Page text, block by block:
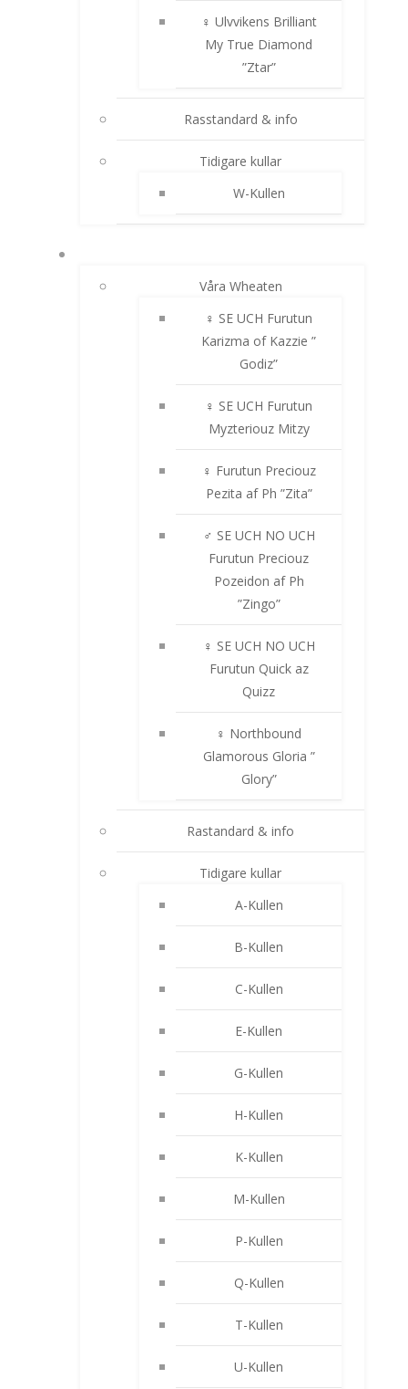
♀ Ulvvikens Brilliant
My True Diamond
”Ztar”
Rasstandard & info
Tidigare kullar
W-Kullen
Våra Wheaten
♀ SE UCH Furutun
Karizma of Kazzie ”
Godiz”
♀ SE UCH Furutun
Myzteriouz Mitzy
♀ Furutun Preciouz
Pezita af Ph ”Zita”
♂ SE UCH NO UCH
Furutun Preciouz
Pozeidon af Ph
”Zingo”
♀ SE UCH NO UCH
Furutun Quick az
Quizz
♀ Northbound
Glamorous Gloria ”
Glory”
Rastandard & info
Tidigare kullar
A-Kullen
B-Kullen
C-Kullen
E-Kullen
G-Kullen
H-Kullen
K-Kullen
M-Kullen
P-Kullen
Q-Kullen
T-Kullen
U-Kullen